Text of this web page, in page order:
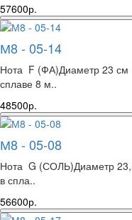
57600р.
М8 - 05-14
Нота F (ФА)Диаметр 23 см
сплаве 8 м..
48500р.
М8 - 05-08
Нота G (СОЛЬ)Диаметр
в спла..
56600р.